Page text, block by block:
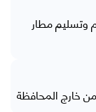
وتسليم مطار
خارج المحافظة